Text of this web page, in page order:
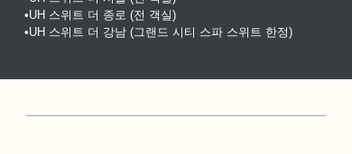
•UH 스위트 더 종로 (전 객실)
•UH 스위트 더 강남 (그랜드 시티 스파 스위트 한정)